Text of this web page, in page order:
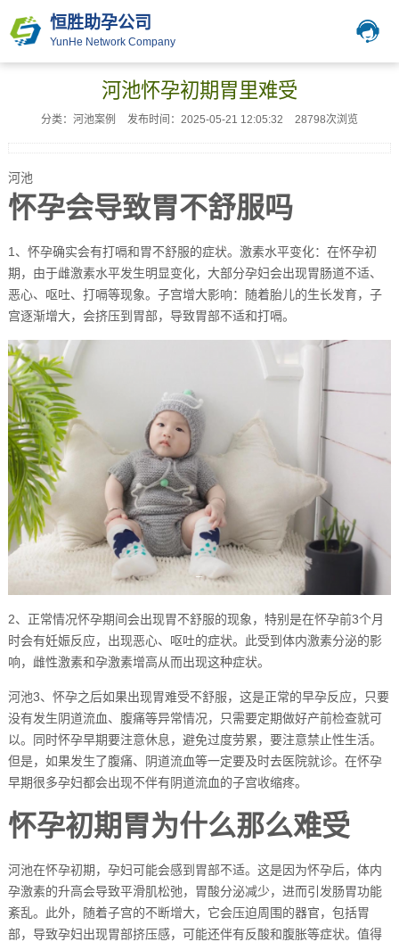
恒胜助孕公司
YunHe Network Company
河池怀孕初期胃里难受
分类：河池案例 发布时间：2025-05-21 12:05:32 28798次浏览
河池
怀孕会导致胃不舒服吗
1、怀孕确实会有打嗝和胃不舒服的症状。激素水平变化：在怀孕初
期，由于雌激素水平发生明显变化，大部分孕妇会出现胃肠道不适、
恶心、呕吐、打嗝等现象。子宫增大影响：随着胎儿的生长发育，子
宫逐渐增大，会挤压到胃部，导致胃部不适和打嗝。
2、正常情况怀孕期间会出现胃不舒服的现象，特别是在怀孕前3个月
时会有妊娠反应，出现恶心、呕吐的症状。此受到体内激素分泌的影
响，雌性激素和孕激素增高从而出现这种症状。
河池3、怀孕之后如果出现胃难受不舒服，这是正常的早孕反应，只要
没有发生阴道流血、腹痛等异常情况，只需要定期做好产前检查就可
以。同时怀孕早期要注意休息，避免过度劳累，要注意禁止性生活。
但是，如果发生了腹痛、阴道流血等一定要及时去医院就诊。在怀孕
早期很多孕妇都会出现不伴有阴道流血的子宫收缩疼。
怀孕初期胃为什么那么难受
河池在怀孕初期，孕妇可能会感到胃部不适。这是因为怀孕后，体内
孕激素的升高会导致平滑肌松弛，胃酸分泌减少，进而引发肠胃功能
紊乱。此外，随着子宫的不断增大，它会压迫周围的器官，包括胃
部，导致孕妇出现胃部挤压感，可能还伴有反酸和腹胀等症状。值得